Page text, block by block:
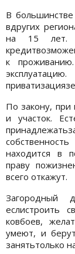
В
вдругих
на 15 лет.
к
По закону, при
и участок.
находится в
праву
всего откажут.
Загородный
еслистроить
ковбоев,
умеют, и
занятьтолько